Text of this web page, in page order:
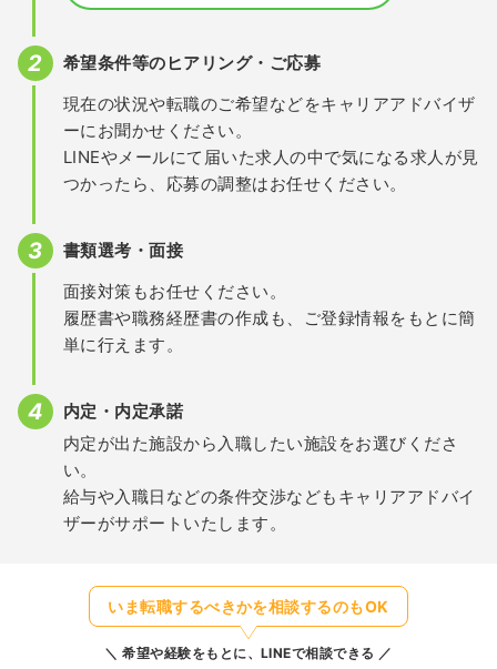
希望条件等のヒアリング・ご応募
現在の状況や転職のご希望などをキャリアアドバイザ
ーにお聞かせください。
LINEやメールにて届いた求人の中で気になる求人が見
つかったら、応募の調整はお任せください。
書類選考・面接
面接対策もお任せください。
履歴書や職務経歴書の作成も、ご登録情報をもとに簡
単に行えます。
内定・内定承諾
内定が出た施設から入職したい施設をお選びくださ
い。
給与や入職日などの条件交渉などもキャリアアドバイ
ザーがサポートいたします。
いま転職するべきかを相談するのもOK
希望や経験をもとに、LINEで相談できる